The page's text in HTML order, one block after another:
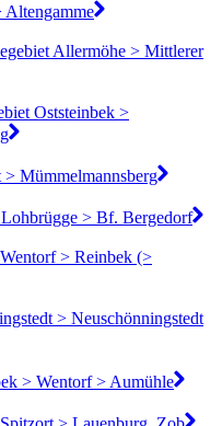
Altengamme
Allermöhe > Mittlerer
Oststeinbek >
Mümmelmannsberg
> Bf. Bergedorf
> Reinbek (>
> Neuschönningstedt
> Wentorf > Aumühle